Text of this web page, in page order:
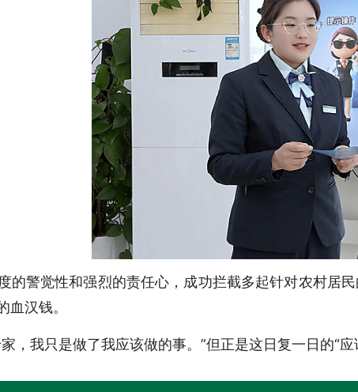
的警觉性和强烈的责任心，成功拦截多起针对农村居
血汉钱。
，我只是做了我应该做的事。”但正是这日复一日的“